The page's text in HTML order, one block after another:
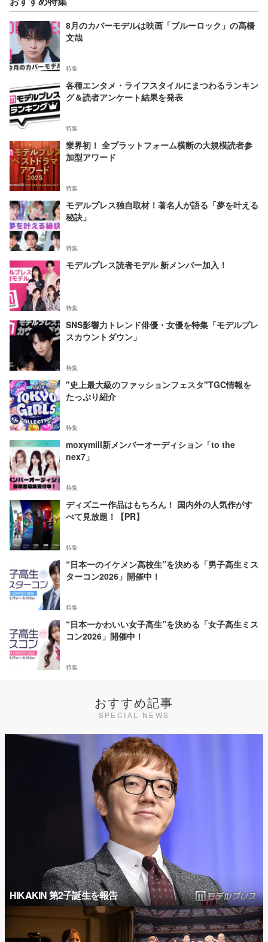
8月のカバーモデルは映画「ブルーロック」の高橋
文哉
特集
各種エンタメ・ライフスタイルにまつわるランキン
グ＆読者アンケート結果を発表
特集
業界初！ 全プラットフォーム横断の大規模読者参
加型アワード
特集
モデルプレス独自取材！著名人が語る「夢を叶える
秘訣」
特集
モデルプレス読者モデル 新メンバー加入！
特集
SNS影響力トレンド俳優・女優を特集「モデルプレ
スカウントダウン」
特集
"史上最大級のファッションフェスタ"TGC情報を
たっぷり紹介
特集
moxymill新メンバーオーディション「to the
nex7」
特集
ディズニー作品はもちろん！ 国内外の人気作がす
べて見放題！【PR】
特集
“日本一のイケメン高校生”を決める「男子高生ミス
ターコン2026」開催中！
特集
“日本一かわいい女子高生”を決める「女子高生ミス
コン2026」開催中！
特集
おすすめ記事
SPECIAL NEWS
HIKAKIN 第2子誕生を報告